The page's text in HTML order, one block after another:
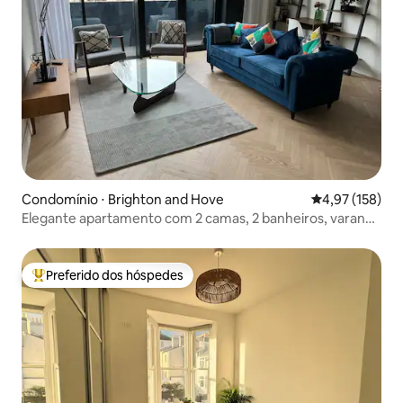
Condomínio ⋅ Brighton and Hove 4,97 de uma
4,97 (158)
Elegante apartamento com 2 camas, 2 banheiros, varanda
Entre os melhores preferidos dos hóspedes
Preferido dos hóspedes